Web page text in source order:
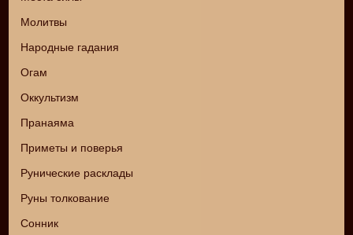
Молитвы
Народные гадания
Огам
Оккультизм
Пранаяма
Приметы и поверья
Рунические расклады
Руны толкование
Сонник